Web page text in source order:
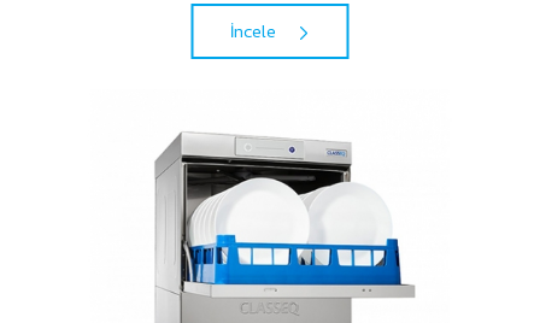
İncele